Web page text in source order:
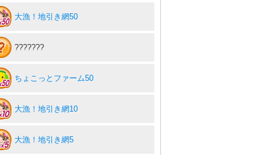
大漁！地引き網50
???????
ちょこっとファーム50
大漁！地引き網10
大漁！地引き網5